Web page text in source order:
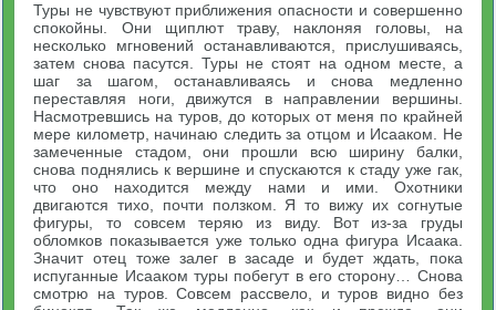
Туры не чувствуют приближения опасности и совершенно
спокойны. Они щиплют траву, наклоняя головы, на
несколько мгновений останавливаются, прислушиваясь,
затем снова пасутся. Туры не стоят на одном месте, а
шаг за шагом, останавливаясь и снова медленно
переставляя ноги, движутся в направлении вершины.
Насмотревшись на туров, до которых от меня по крайней
мере километр, начинаю следить за отцом и Исааком. Не
замеченные стадом, они прошли всю ширину балки,
снова поднялись к вершине и спускаются к стаду уже гак,
что оно находится между нами и ими. Охотники
двигаются тихо, почти ползком. Я то вижу их согнутые
фигуры, то совсем теряю из виду. Вот из-за груды
обломков показывается уже только одна фигура Исаака.
Значит отец тоже залег в засаде и будет ждать, пока
испуганные Исааком туры побегут в его сторону… Снова
смотрю на туров. Совсем рассвело, и туров видно без